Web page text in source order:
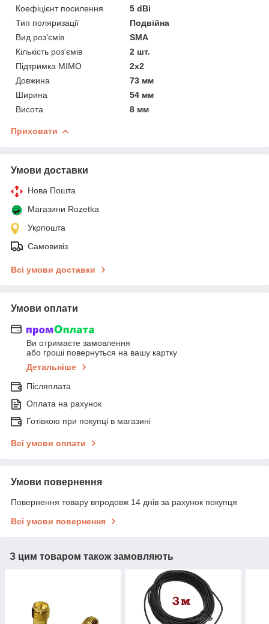
Коефіцієнт посилення
5 dBi
Тип поляризації
Подвійна
Вид роз'ємів
SMA
Кількість роз'ємів
2 шт.
Підтримка MIMO
2x2
Довжина
73 мм
Ширина
54 мм
Висота
8 мм
Приховати
Умови доставки
Нова Пошта
Магазини Rozetka
Укрпошта
Самовивіз
Всі умови доставки
Умови оплати
Ви отримаєте замовлення
або гроші повернуться на вашу картку
Детальніше
Післяплата
Оплата на рахунок
Готівкою при покупці в магазині
Всі умови оплати
Умови повернення
Повернення товару впродовж 14 днів за рахунок покупця
Всі умови повернення
З цим товаром також замовляють